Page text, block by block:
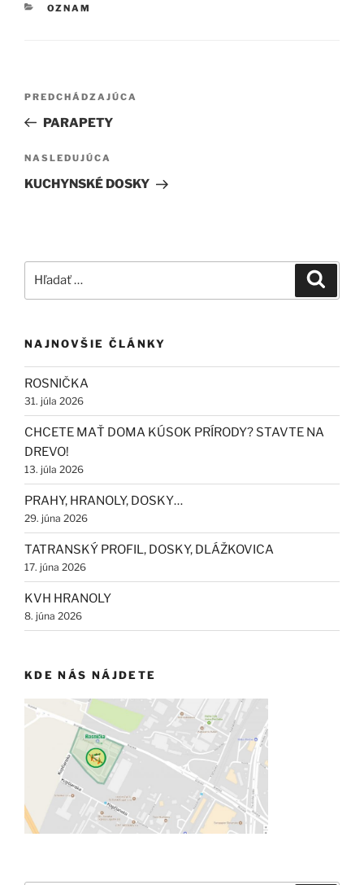
KATEGÓRIE
OZNAM
Navigácia
článku
Predchádzajúci
článok
PREDCHÁDZAJÚCA
PARAPETY
Ďalší
článok
NASLEDUJÚCA
KUCHYNSKÉ DOSKY
NAJNOVŠIE ČLÁNKY
ROSNIČKA
31. júla 2026
CHCETE MAŤ DOMA KÚSOK PRÍRODY? STAVTE NA
DREVO!
13. júla 2026
PRAHY, HRANOLY, DOSKY…
29. júna 2026
TATRANSKÝ PROFIL, DOSKY, DLÁŽKOVICA
17. júna 2026
KVH HRANOLY
8. júna 2026
KDE NÁS NÁJDETE